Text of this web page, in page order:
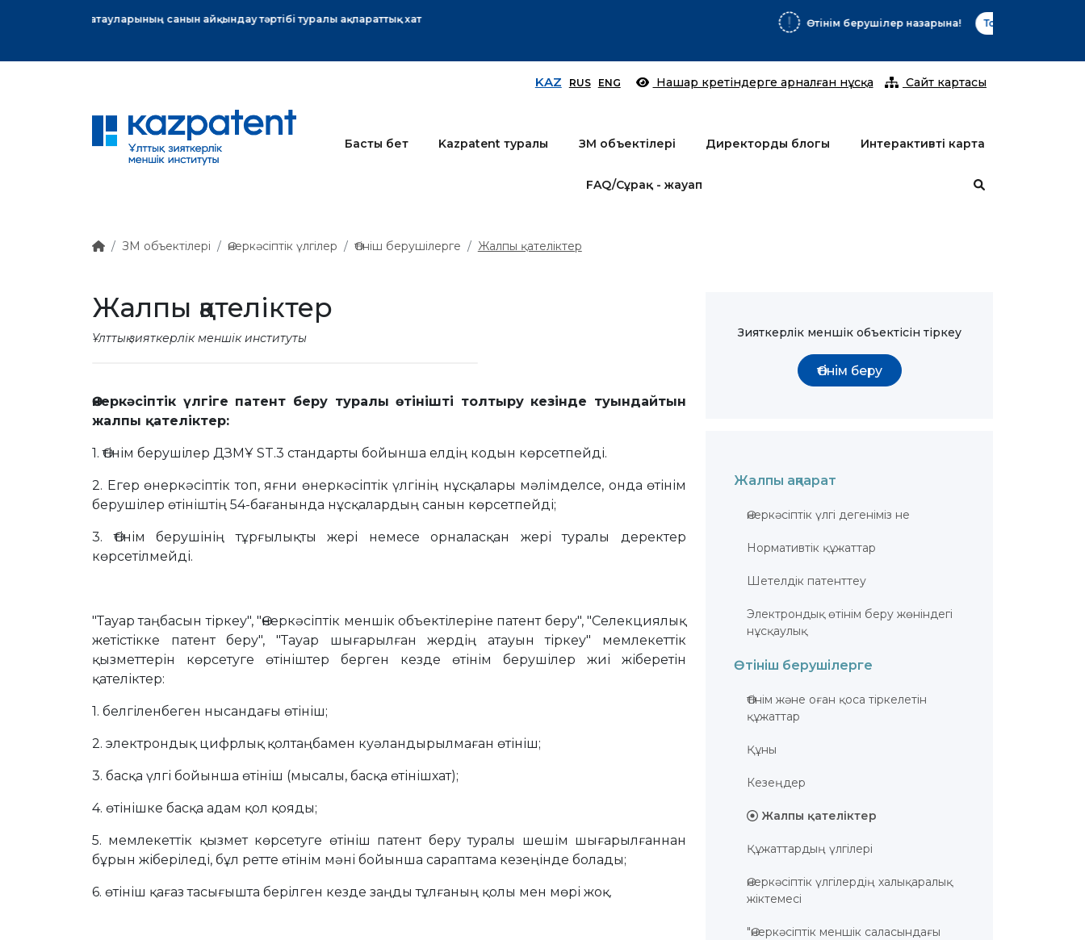
KAZ RUS ENG Нашар көретіндерге арналған нұсқа Сайт картасы
Басты бет Kazpatent туралы ЗМ объектілері Директордың блогы Интерактивті карта
FAQ/Сұрақ - жауап
ЗМ объектілері Өнеркәсіптік үлгілер Өтініш берушілерге Жалпы қателіктер
Жалпы қателіктер
Ұлттық зияткерлік меншік институты
Өнеркәсіптік үлгіге патент беру туралы өтінішті толтыру кезінде туындайтын
жалпы қателіктер:
1. Өтінім берушілер ДЗМҰ ST.3 стандарты бойынша елдің кодын көрсетпейді.
2. Егер өнеркәсіптік топ, яғни өнеркәсіптік үлгінің нұсқалары мәлімделсе, онда өтінім
берушілер өтініштің 54-бағанында нұсқалардың санын көрсетпейді;
3. Өтінім берушінің тұрғылықты жері немесе орналасқан жері туралы деректер
көрсетілмейді.
"Тауар таңбасын тіркеу", "Өнеркәсіптік меншік объектілеріне патент беру", "Селекциялық
жетістікке патент беру", "Тауар шығарылған жердің атауын тіркеу" мемлекеттік
қызметтерін көрсетуге өтініштер берген кезде өтінім берушілер жиі жіберетін
қателіктер:
1. белгіленбеген нысандағы өтініш;
2. электрондық цифрлық қолтаңбамен куәландырылмаған өтініш;
3. басқа үлгі бойынша өтініш (мысалы, басқа өтінішхат);
4. өтінішке басқа адам қол қояды;
5. мемлекеттік қызмет көрсетуге өтініш патент беру туралы шешім шығарылғаннан
бұрын жіберіледі, бұл ретте өтінім мәні бойынша сараптама кезеңінде болады;
6. өтініш қағаз тасығышта берілген кезде заңды тұлғаның қолы мен мөрі жоқ.
Зияткерлік меншік объектісін тіркеу
Өтінім беру
Жалпы ақпарат
Өнеркәсiптiк үлгi дегеніміз не
Нормативтік құжаттар
Шетелдік патенттеу
Электрондық өтінім беру жөніндегі
нұсқаулық
Өтініш берушілерге
Өтiнiм және оған қоса тiркелетiн
құжаттар
Құны
Кезеңдер
Жалпы қателіктер
Құжаттардың үлгілері
Өнеркәсіптік үлгілердің халықаралық
жіктемесі
"Өнеркәсіптік меншік саласындағы